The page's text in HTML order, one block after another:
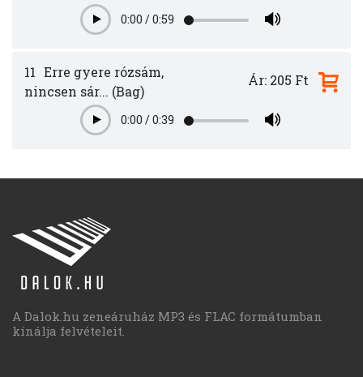
Play0:00 /0:59
11 Erre gyere rózsám,
nincsen sár... (Bag)
Play0:00 /0:39
Ár: 205 Ft
A Dalok.hu zeneáruház MP3 és FLAC formátumban
kínálja felvételeit.